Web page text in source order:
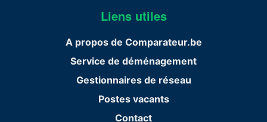
Liens utiles
A propos de Comparateur.be
Service de déménagement
Gestionnaires de réseau
Postes vacants
Contact